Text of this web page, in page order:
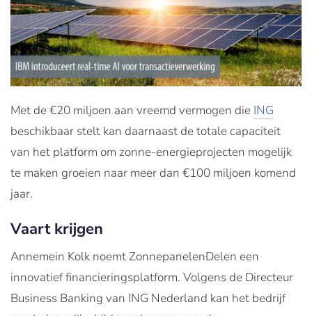
Met de €20 miljoen aan vreemd vermogen die ING
beschikbaar stelt kan daarnaast de totale capaciteit
van het platform om zonne-energieprojecten mogelijk
te maken groeien naar meer dan €100 miljoen komend
jaar.
Vaart krijgen
Annemein Kolk noemt ZonnepanelenDelen een
innovatief financieringsplatform. Volgens de Directeur
Business Banking van ING Nederland kan het bedrijf